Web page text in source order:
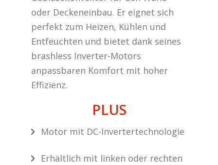
oder Deckeneinbau. Er eignet sich
perfekt zum Heizen, Kühlen und
Entfeuchten und bietet dank seines
brashless Inverter-Motors
anpassbaren Komfort mit hoher
Effizienz.
PLUS
Motor mit DC-Invertertechnologie
Erhältlich mit linken oder rechten